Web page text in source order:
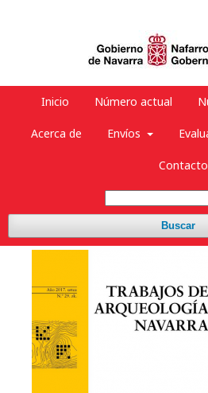
Inicio Número actual
Acerca de Envíos
Contacto
Buscar